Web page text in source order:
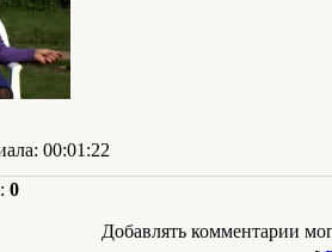
: 00:01:22
: 0
Добавлять комментарии